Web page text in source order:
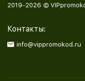
2019-2026 ©
Контакты:
info@vippromokod.ru